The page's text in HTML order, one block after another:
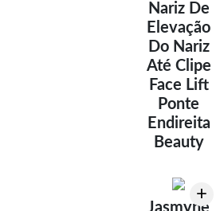
Nariz De
Elevação
Do Nariz
Até Clipe
Face Lift
Ponte
Endireita
Beauty
+